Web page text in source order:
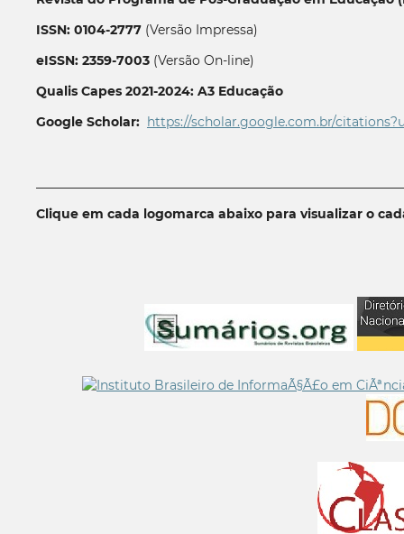
ISSN: 0104-2777(Versão Impressa)
eISSN: 2359-7003(Versão On-line)
Qualis Capes 2021-2024: A3 Educação
Google Scholar: https://scholar.google.com.br/
Clique em cada logomarca abaixo para visualizar o